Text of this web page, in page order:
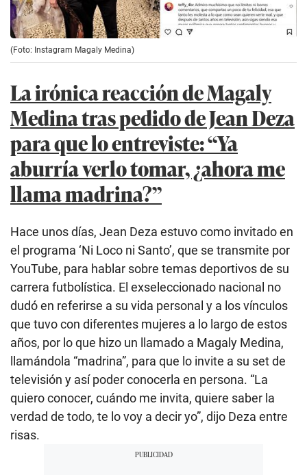
(Foto: Instagram Magaly Medina)
La irónica reacción de Magaly
Medina tras pedido de Jean Deza
para que lo entreviste: “Ya
aburría verlo tomar, ¿ahora me
llama madrina?”
Hace unos días, Jean Deza estuvo como invitado en
el programa ‘Ni Loco ni Santo’, que se transmite por
YouTube, para hablar sobre temas deportivos de su
carrera futbolística. El exseleccionado nacional no
dudó en referirse a su vida personal y a los vínculos
que tuvo con diferentes mujeres a lo largo de estos
años, por lo que hizo un llamado a Magaly Medina,
llamándola “madrina”, para que lo invite a su set de
televisión y así poder conocerla en persona. “La
quiero conocer, cuándo me invita, quiere saber la
verdad de todo, te lo voy a decir yo”, dijo Deza entre
risas.